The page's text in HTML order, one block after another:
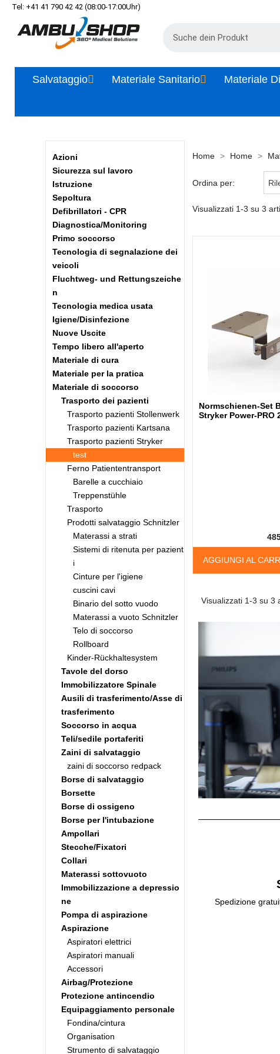
Tel: +41 41 790 42 42 (08:00-17:00Uhr)
Salvataggio Materiale Sanitario Materiale
Azioni
Sicurezza sul lavoro
Istruzione
Sepoltura
Defibrillatori - CPR
Diagnostica/Monitoring
Primo soccorso
Tecnologia di segnalazione dei
veicoli
Fluchtweg- und Rettungszeiche
n
Tecnologia medica usata
Igiene/Disinfezione
Nuove Uscite
Tempo libero all'aperto
Materiale di cura
Materiale per la pratica
Materiale di soccorso
Trasporto dei pazienti
Trasporto pazienti Stollenwerk
Trasporto pazienti Kartsana
Trasporto pazienti Stryker
test
Ferno Patiententransport
Barelle a cucchiaio
Treppenstühle
Trasporto
Prodotti salvataggio Schnitzler
Materassi a strati
Sistemi di ritenuta per pazient
i
Cinture per l'igiene
cuscini cavi
Binario del sotto vuodo
Materassi a vuoto Schnitzler
Telo di soccorso
Rollboard
Kinder-Rückhaltesystem
Tavole del dorso
Immobilizzatore Spinale
Ausili di trasferimento/Asse di
trasferimento
Soccorso in acqua
Teli/sedile portaferiti
Zaini di salvataggio
zaini di soccorso redpack
Borse di salvataggio
Borsette
Borse di ossigeno
Borse per l'intubazione
Ampollari
Stecche/Fixatori
Collari
Materassi sottovuoto
Immobilizzazione a depressio
ne
Pompa di aspirazione
Aspirazione
Aspiratori elettrici
Aspiratori manuali
Accessori
Airbag/Protezione
Protezione antincendio
Equipaggiamento personale
Fondina/cintura
Organisation
Strumento di salvataggio
Home Home
Ordina per:
Visualizzati 1-3 su 3
Normschienen-Set
Stryker Power-PRO
AGGIUNGI AL
Visualizzati 1-3 su 3
Spedizione